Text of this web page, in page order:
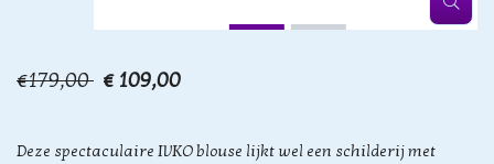
€179,00 € 109,00
Deze spectaculaire IVKO blouse lijkt wel een schilderij met